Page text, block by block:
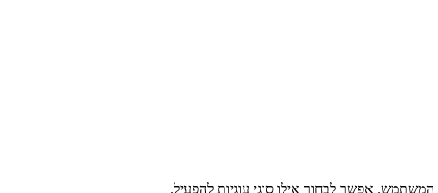
אפשר לבחור אילו סוגי עוגיות להפעיל.